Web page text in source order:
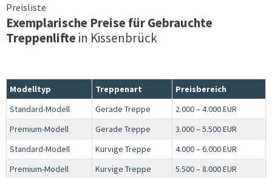
Preisliste
Exemplarische Preise für Gebrauchte
Treppenliftein Kissenbrück
Modelltyp Treppenart
Preisbereich
Standard-Modell
Gerade Treppe
2.000 – 4.000 EUR
Premium-Modell
Gerade Treppe
3.000 – 5.500 EUR
Standard-Modell
Kurvige Treppe
4.000 – 6.000 EUR
Premium-Modell
Kurvige Treppe
5.500 – 8.000 EUR